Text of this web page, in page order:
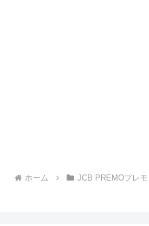
ホーム JCB PREMOプレモ